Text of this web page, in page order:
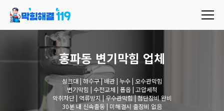
홍파동 변기막힘 업체
싱크대 | 하수구 | 배관 | 누수 | 오수관막힘
변기막힘 | 수전교체 | 폽옵 | 고압세척
악취차단 | 역류방지 | 우수관막힘 | 첨단장비 완비
30분 내 신속출동 | 미해결시 출장비 없음